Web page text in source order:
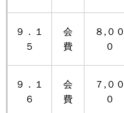
９．１
５
会
費
８,００
０
９．１
６
会
費
７,００
０